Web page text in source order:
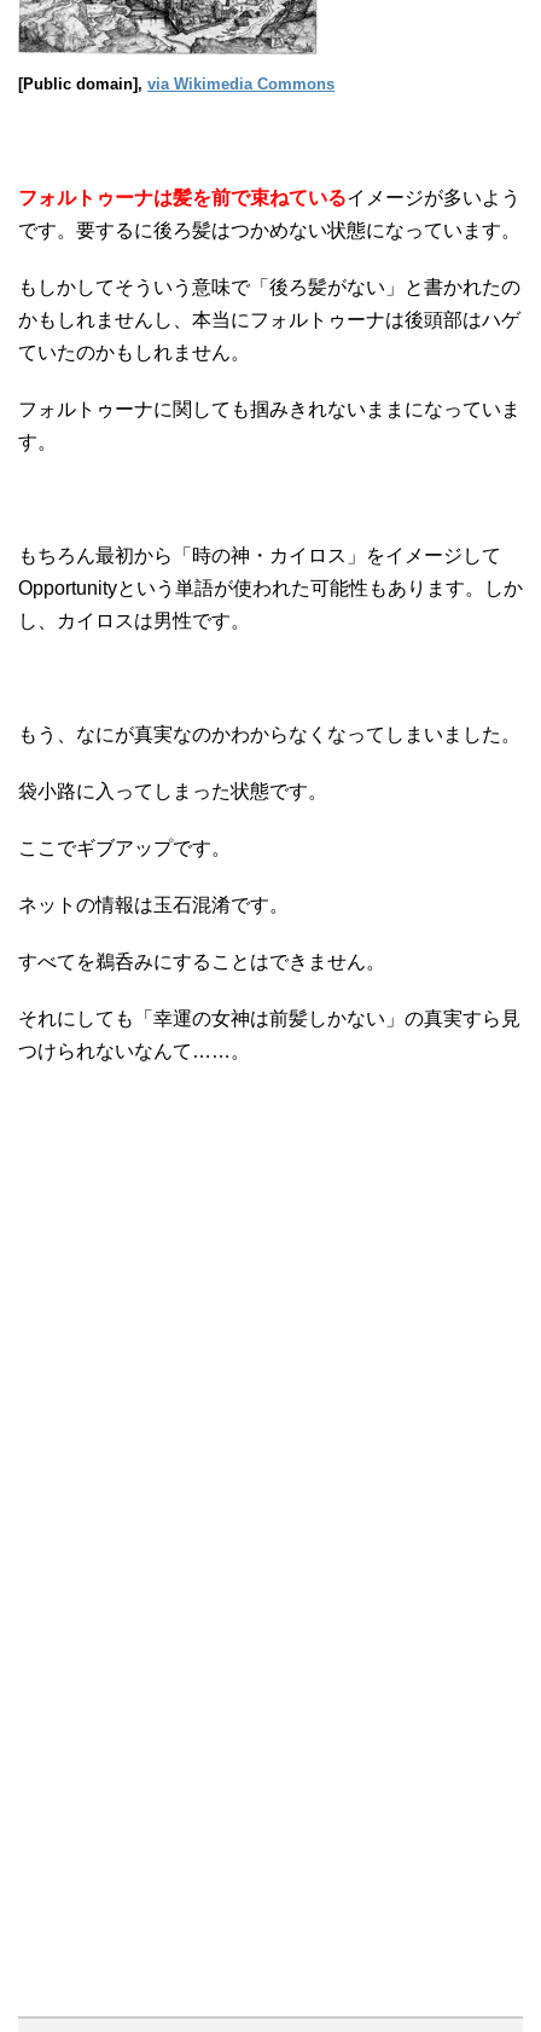
[Public domain], via Wikimedia Commons
フォルトゥーナは髪を前で束ねているイメージが多いよう
です。要するに後ろ髪はつかめない状態になっています。
もしかしてそういう意味で「後ろ髪がない」と書かれたの
かもしれませんし、本当にフォルトゥーナは後頭部はハゲ
ていたのかもしれません。
フォルトゥーナに関しても掴みきれないままになっていま
す。
もちろん最初から「時の神・カイロス」をイメージして
Opportunityという単語が使われた可能性もあります。しか
し、カイロスは男性です。
もう、なにが真実なのかわからなくなってしまいました。
袋小路に入ってしまった状態です。
ここでギブアップです。
ネットの情報は玉石混淆です。
すべてを鵜呑みにすることはできません。
それにしても「幸運の女神は前髪しかない」の真実すら見
つけられないなんて……。